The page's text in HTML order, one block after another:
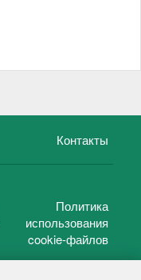
Контакты
Политика
использования
cookie-файлов